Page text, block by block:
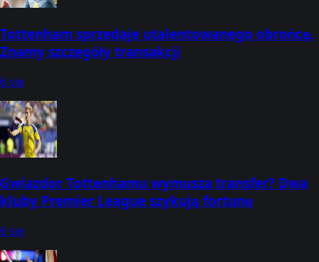
Tottenham sprzedaje utalentowanego obrońcę.
Znamy szczegóły transakcji
6 sie
Gwiazdor Tottenhamu wymusza transfer? Dwa
kluby Premier League szykują fortunę
6 sie